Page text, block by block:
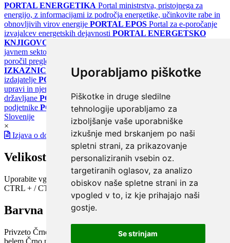
Uporabljamo piškotke
Piškotke in druge sledilne
tehnologije uporabljamo za
izboljšanje vaše uporabniške
izkušnje med brskanjem po naši
spletni strani, za prikazovanje
personaliziranih vsebin oz.
targetiranih oglasov, za analizo
obiskov naše spletne strani in za
vpogled v to, iz kje prihajajo naši
gostje.
Se strinjam
PORTAL ENERGETIKA Portal ministrstva, pristojnega za
energijo, z informacijami iz področja energetike, učinkovite rabe in
obnovljivih virov energije PORTAL EPOS Portal za e-poročanje
izvajalcev energetskih dejavnosti PORTAL ENERGETSKO
KNJIGOVODSTVO
javnem sektorju
poročil pregledov klimatskih sistemov
IZKAZNICE
Register energetskih izkaznic - za izdelovalce in
izdajatelje PORTAL GOV.SI Osrednje spletno mesto o državni
upravi in njenih storitvah
državljane PORTAL SPOT Državni portal za podjetja in
podjetnike PORTAL OPSI Državni portal odprtih podatkov
Slovenije
×
Izjava o dostopnosti
Velikost pisave
Uporabite vgrajeno funkcijo brskalnika
CTRL + / CTRL -
Barvna shema
Privzeto Črno na belem Belo na črnem Črno na bež
belem Črno na zelenem Modro na rumenem